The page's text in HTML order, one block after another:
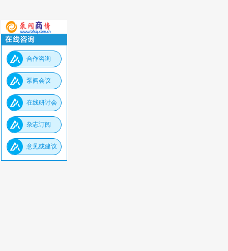
合作咨询
泵阀会议
在线研讨会
杂志订阅
意见或建议